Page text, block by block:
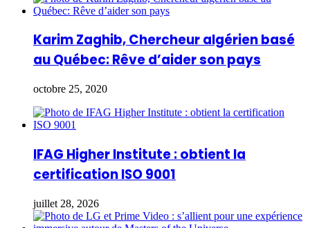
Karim Zaghib, Chercheur algérien basé
au Québec: Rêve d’aider son pays
octobre 25, 2020
IFAG Higher Institute : obtient la
certification ISO 9001
juillet 28, 2026